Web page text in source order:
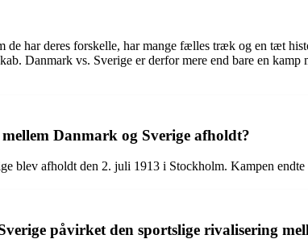
de har deres forskelle, har mange fælles træk og en tæt
Danmark vs. Sverige er derfor mere end bare en
Danmark og Sverige afholdt?
blev afholdt den 2. juli 1913 i Stockholm. Kampen endte
påvirket den sportslige rivalisering